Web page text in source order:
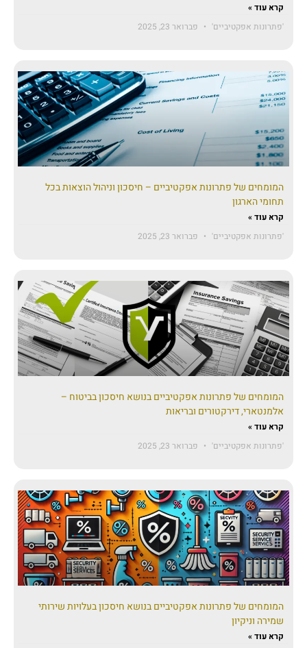
קרא עוד »
'פתרונות אפקטיביים'
פברואר 23, 2025
המומחים של פתרונות אפקטיביים – חיסכון וניהול הוצאות בכל
תחומי הארגון
קרא עוד »
'פתרונות אפקטיביים'
פברואר 23, 2025
המומחים של פתרונות אפקטיביים בנושא חיסכון בביטוח –
אלמנטארי, דירקטורים ובריאות
קרא עוד »
'פתרונות אפקטיביים'
פברואר 23, 2025
המומחים של פתרונות אפקטיביים בנושא חיסכון בעלויות שירותי
שמירה וניקיון
קרא עוד »